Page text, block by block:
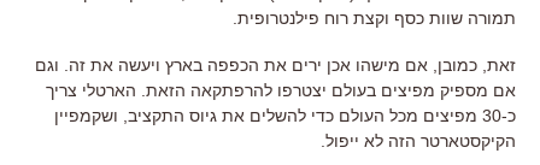
תמורה שוות כסף וקצת רוח פילנטרופית.
זאת, כמובן, אם מישהו אכן ירים את הכפפה בארץ ויעשה את זה. וגם
אם מספיק מפיצים בעולם יצטרפו להרפתקאה הזאת. הארטלי צריך
כ-30 מפיצים מכל העולם כדי להשלים את גיוס התקציב, ושקמפיין
הקיקסטארטר הזה לא ייפול.